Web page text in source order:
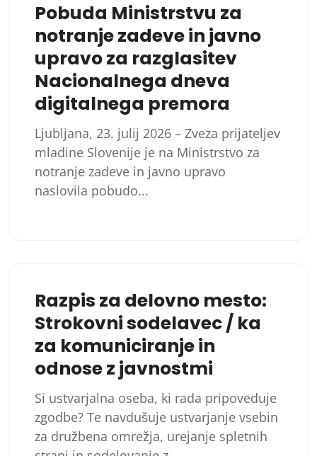
Pobuda Ministrstvu za
notranje zadeve in javno
upravo za razglasitev
Nacionalnega dneva
digitalnega premora
Ljubljana, 23. julij 2026 – Zveza prijateljev
mladine Slovenije je na Ministrstvo za
notranje zadeve in javno upravo
naslovila pobudo...
Razpis za delovno mesto:
Strokovni sodelavec / ka
za komuniciranje in
odnose z javnostmi
Si ustvarjalna oseba, ki rada pripoveduje
zgodbe? Te navdušuje ustvarjanje vsebin
za družbena omrežja, urejanje spletnih